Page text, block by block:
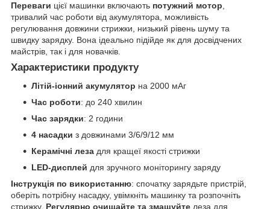
Переваги цієї машинки включають потужний мотор,
тривалий час роботи від акумулятора, можливість
регулювання довжини стрижки, низький рівень шуму та
швидку зарядку. Вона ідеально підійде як для досвідчених
майстрів, так і для новачків.
Характеристики продукту
Літій-іонний акумулятор на 2000 мАг
Час роботи: до 240 хвилин
Час зарядки: 2 години
4 насадки з довжинами 3/6/9/12 мм
Керамічні леза для кращеї якості стрижки
LED-дисплей для зручного моніторингу заряду
Інструкція по використанню: спочатку зарядьте пристрій,
оберіть потрібну насадку, увімкніть машинку та розпочніть
стрижку. Регулярно очищайте та змащуйте леза для